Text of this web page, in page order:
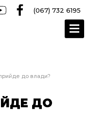
(067) 732 6195
до влади?
ДО